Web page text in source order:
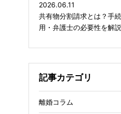
2026.06.11
共有物分割請求とは？手
用・弁護士の必要性を解説
記事カテゴリ
離婚コラム